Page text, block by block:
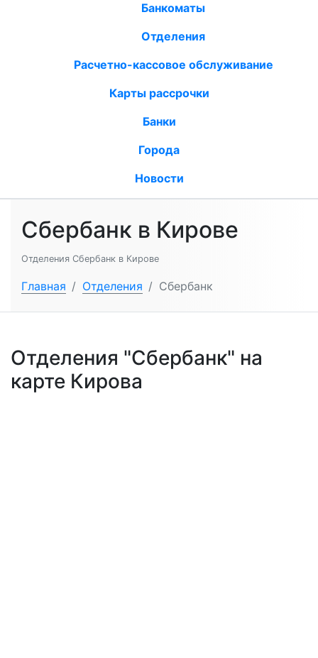
Банкоматы
Отделения
Расчетно-кассовое обслуживание
Карты рассрочки
Банки
Города
Новости
Сбербанк в Кирове
Отделения Сбербанк в Кирове
Главная / Отделения / Сбербанк
Отделения "Сбербанк" на
карте Кирова